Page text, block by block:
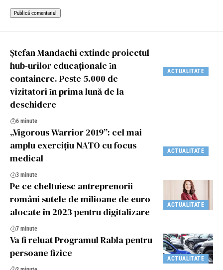
ACTUALITATE
Ștefan Mandachi extinde proiectul
hub-urilor educaționale ȋn
containere. Peste 5.000 de
vizitatori ȋn prima lună de la
deschidere
6 minute
ACTUALITATE
„Vigorous Warrior 2019”: cel mai
amplu exercițiu NATO cu focus
medical
3 minute
ACTUALITATE
Pe ce cheltuiesc antreprenorii
români sutele de milioane de euro
alocate în 2023 pentru digitalizare
7 minute
ACTUALITATE
Va fi reluat Programul Rabla pentru
persoane fizice